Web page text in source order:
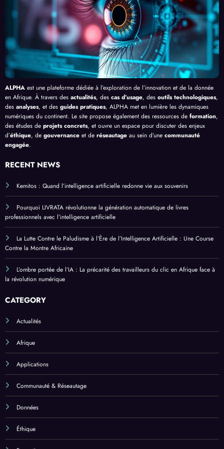
Afriq
ue
Bang
ui
cielle
ALPHA est une plateforme dédiée à l’exploration de l’innovation et de la donnée
en Afrique. À travers des actualités, des cas d’usage, des outils technologiques,
des analyses, et des guides pratiques, ALPHA met en lumière les dynamiques
numériques du continent. Le site propose également des ressources de formation,
des études de projets concrets, et ouvre un espace pour discuter des enjeux
d’éthique, de gouvernance et de réseautage au sein d’une communauté
engagée.
RECENT NEWS
Kemitos : Quand l’intelligence artificielle redonne vie aux souvenirs
Pourquoi LIVRATA révolutionne la génération automatique de livres
professionnels avec l’intelligence artificielle
La Lutte Contre le Paludisme à l’Ère de l’Intelligence Artificielle : Une Course
Contre la Montre Africaine
L’ombre portée de l’IA : La précarité des travailleurs du clic en Afrique face à
la révolution numérique
CATEGORY
Actualités
Afrique
Applications
Communauté & Réseautage
Données
Éthique